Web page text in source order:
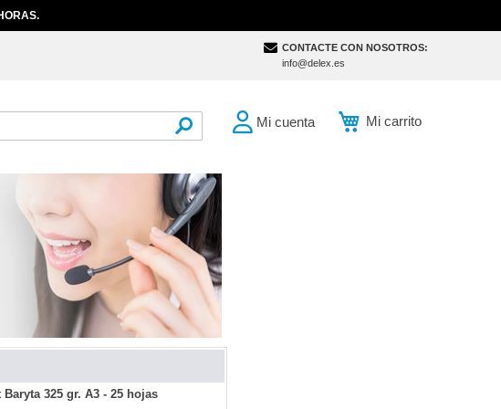
CONTACTE CON NOSOTROS:
info@delex.es
Mi carrito
Mi cuenta
325 gr. A3 - 25 hojas